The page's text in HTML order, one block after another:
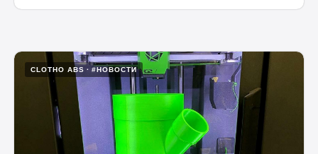
CLOTHO ABS #НОВОСТИ